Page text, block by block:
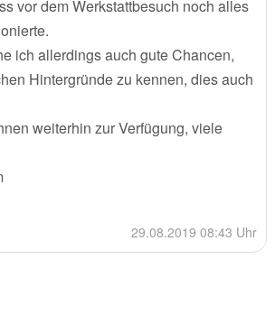
vor dem Werkstattbesuch noch alles
ich allerdings auch gute Chancen,
Hintergründe zu kennen, dies auch
weiterhin zur Verfügung, viele
29.08.2019 08:43 Uhr